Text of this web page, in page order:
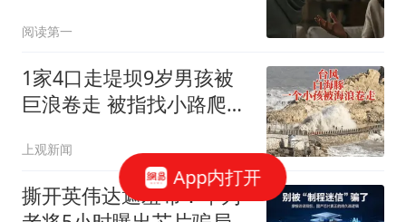
阅读第一
1家4口走堤坝9岁男孩被
巨浪卷走 被指找小路爬了
上观新闻
撕开英伟达遮羞布：华为
App内打开